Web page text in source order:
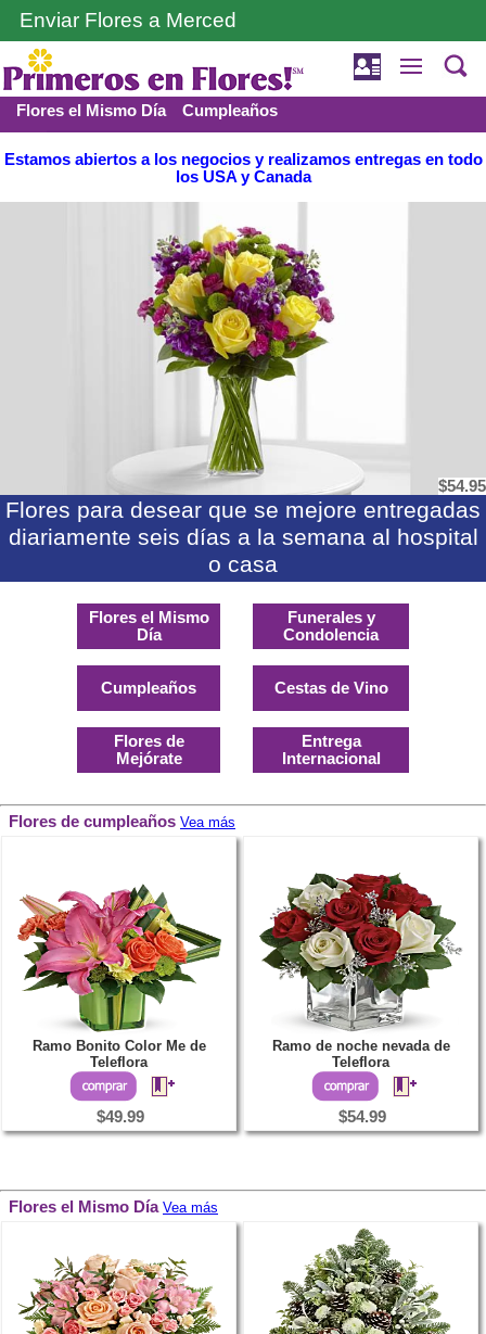
Enviar Flores a Merced
Flores el Mismo Día Cumpleaños
Funerales y Condolencia Amor y romance
Estamos abiertos a los negocios y realizamos entregas en todo
los USA y Canada
$54.95
Flores para desear que se mejore entregadas
diariamente seis días a la semana al hospital
o casa
Flores el Mismo
Día
Cumpleaños
Flores de
Mejórate
Funerales y
Condolencia
Cestas de Vino
Entrega
Internacional
Flores de cumpleaños Vea más
Ramo Bonito Color Me de
Teleflora
$49.99
Ramo de noche nevada de
Teleflora
$54.99
Flores el Mismo Día Vea más